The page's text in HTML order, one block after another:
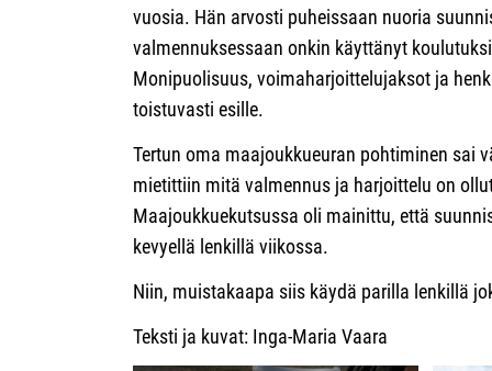
vuosia. Hän arvosti puheissaan nuoria
valmennuksessaan onkin käyttänyt
Monipuolisuus, voimaharjoittelujaksot ja
toistuvasti esille.
Tertun oma maajoukkueuran pohtiminen sai
mietittiin mitä valmennus ja harjoittelu on
Maajoukkuekutsussa oli mainittu, että
kevyellä lenkillä viikossa.
Niin, muistakaapa siis käydä parilla lenkillä
Teksti ja kuvat: Inga-Maria Vaara